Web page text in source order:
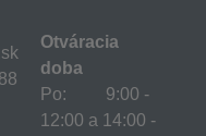
Otváracia
doba
Po: 9:00 -
12:00 a 14:00 -